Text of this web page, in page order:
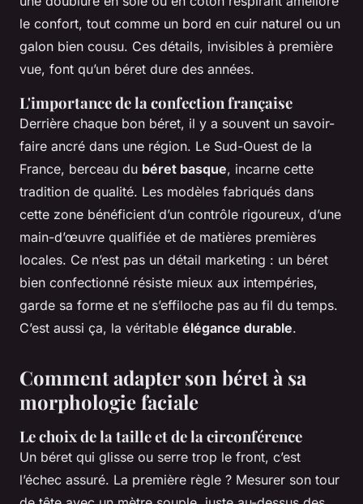
le confort, tout comme un bord en cuir naturel ou un
galon bien cousu. Ces détails, invisibles à première
vue, font qu’un béret dure des années.
L'importance de la confection française
Derrière chaque bon béret, il y a souvent un savoir-
faire ancré dans une région. Le Sud-Ouest de la
France, berceau du béret basque, incarne cette
tradition de qualité. Les modèles fabriqués dans
cette zone bénéficient d’un contrôle rigoureux, d’une
main-d’œuvre qualifiée et de matières premières
locales. Ce n’est pas un détail marketing : un béret
bien confectionné résiste mieux aux intempéries,
garde sa forme et ne s’effiloche pas au fil du temps.
C’est aussi ça, la véritable élégance durable.
Comment adapter son béret à sa
morphologie faciale
Le choix de la taille et de la circonférence
Un béret qui glisse ou serre trop le front, c’est
l’échec assuré. La première règle ? Mesurer son tour